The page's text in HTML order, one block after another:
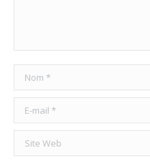
Nom *
E-mail *
Site Web